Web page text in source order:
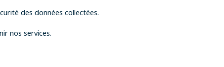
des données collectées.
nos services.